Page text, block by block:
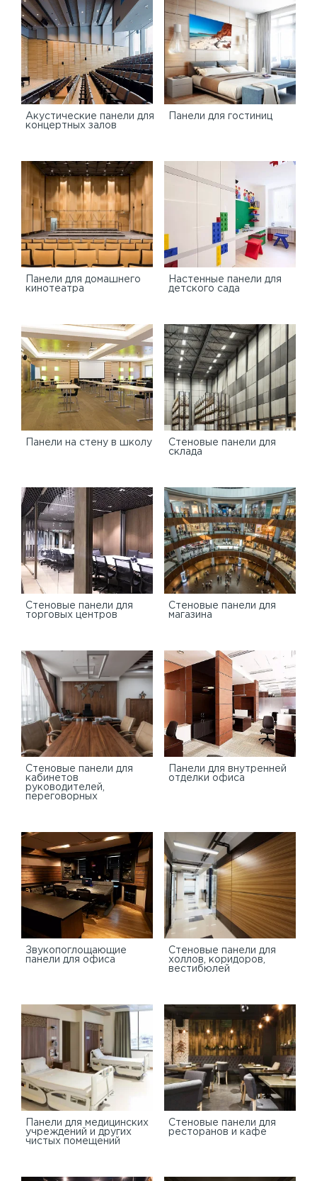
Акустические панели для
концертных залов
Панели для гостиниц
Панели для домашнего
кинотеатра
Настенные панели для
детского сада
Панели на стену в школу
Стеновые панели для
склада
Cтеновые панели для
торговых центров
Стеновые панели для
магазина
Стеновые панели для
кабинетов
руководителей,
переговорных
Панели для внутренней
отделки офиса
Звукопоглощающие
панели для офиса
Стеновые панели для
холлов, коридоров,
вестибюлей
Панели для медицинских
учреждений и других
чистых помещений
Стеновые панели для
ресторанов и кафе